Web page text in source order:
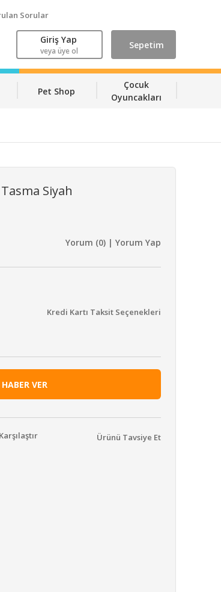
Sorular
Giriş Yap
veya üye ol
Sepetim
Pet Shop
Çocuk
Oyuncakları
Siyah
Yorum (0) | Yorum Yap
Kredi Kartı Taksit Seçenekleri
VER
Ürünü Tavsiye Et